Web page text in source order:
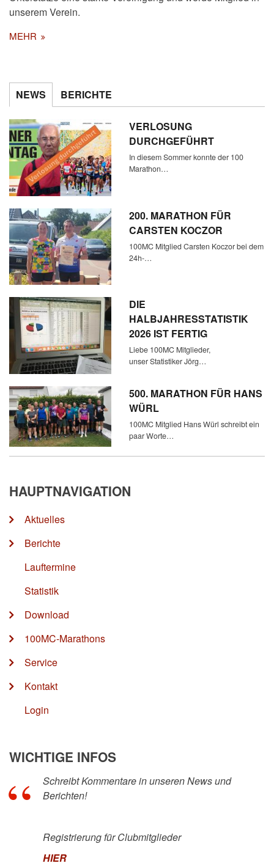
unserem Verein.
MEHR
NEWS BERICHTE
VERLOSUNG
DURCHGEFÜHRT
In diesem Sommer konnte der 100
Marathon…
200. MARATHON FÜR
CARSTEN KOCZOR
100MC Mitglied Carsten Koczor bei dem
24h-…
DIE
HALBJAHRESSTATISTIK
2026 IST FERTIG
Liebe 100MC Mitglieder,
unser Statistiker Jörg…
500. MARATHON FÜR HANS
WÜRL
100MC Mitglied Hans Würl schreibt ein
paar Worte…
HAUPTNAVIGATION
Aktuelles
Berichte
Lauftermine
Statistik
Download
100MC-Marathons
Service
Kontakt
Login
WICHTIGE INFOS
Schreibt Kommentare in unseren News und
Berichten!
Registrierung für Clubmitglieder
HIER